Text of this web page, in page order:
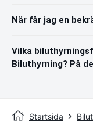
När får jag en
Vilka
Biluthyrning? På
Startsida